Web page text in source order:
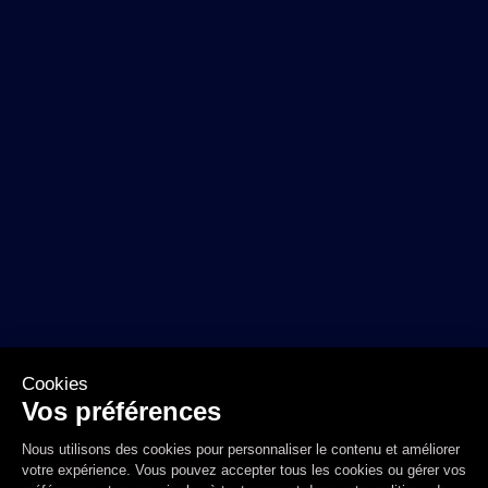
Cookies
Vos préférences
Nous utilisons des cookies pour personnaliser le contenu et améliorer
votre expérience. Vous pouvez accepter tous les cookies ou gérer vos